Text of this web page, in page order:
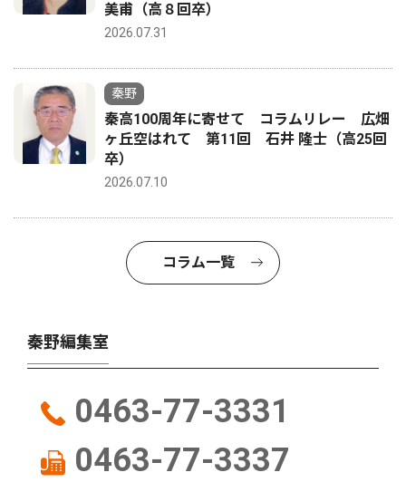
美甫（高８回卒）
2026.07.31
秦野
秦高100周年に寄せて コラムリレー 広畑
ヶ丘空はれて 第11回 石井 隆士（高25回
卒）
2026.07.10
コラム一覧
秦野編集室
0463-77-3331
0463-77-3337